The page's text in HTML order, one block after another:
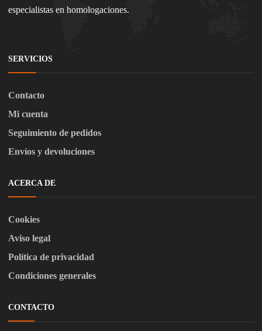
especialistas en homologaciones.
SERVICIOS
Contacto
Mi cuenta
Seguimiento de pedidos
Envíos y devoluciones
ACERCA DE
Cookies
Aviso legal
Política de privacidad
Condiciones generales
CONTACTO